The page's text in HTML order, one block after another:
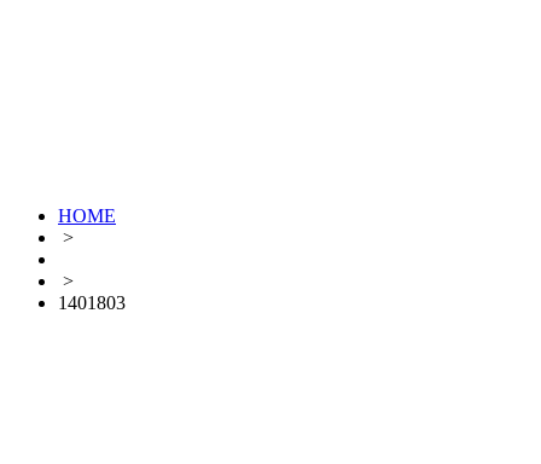
HOME
>
>
1401803